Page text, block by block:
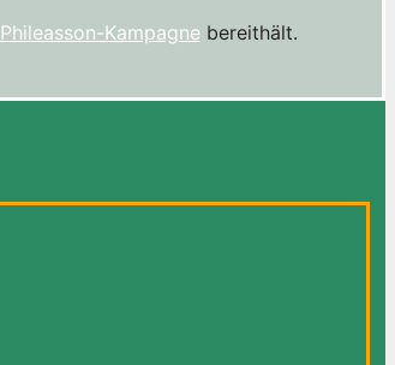
Phileasson-Kampagnebereithält.